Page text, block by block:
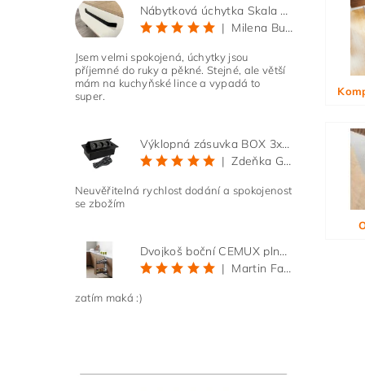
Nábytková úchytka Skala černá matná
|
Milena Bučková
Jsem velmi spokojená, úchytky jsou
příjemné do ruky a pěkné. Stejné, ale větší
mám na kuchyňské lince a vypadá to
super.
Výklopná zásuvka BOX 3x 230V s 3m kabelem - černá
|
Zdeňka Gold
Neuvěřitelná rychlost dodání a spokojenost
se zbožím
Dvojkoš boční CEMUX plné dno 3D, s tlumením antracit 200 mm
|
Martin Faltus
zatím maká :)